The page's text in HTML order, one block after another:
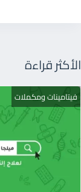
الأكثر قراءة
فيتامينات ومكملات